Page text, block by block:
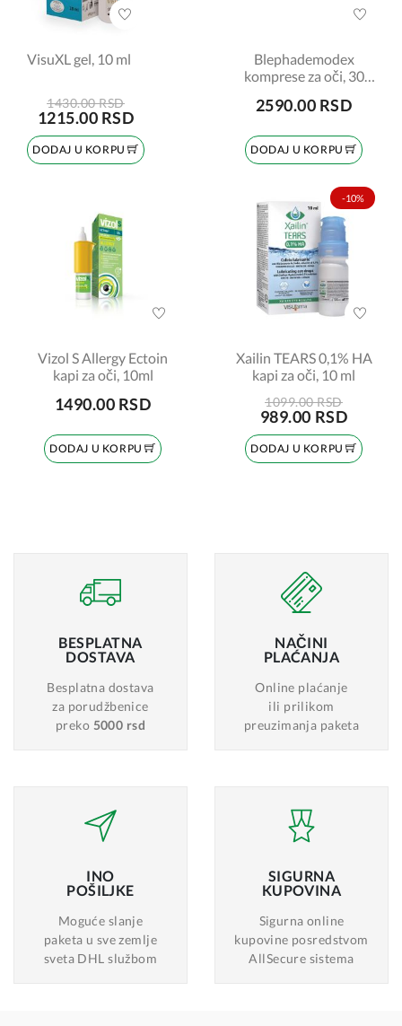
VisuXL gel, 10 ml
1430.00 RSD
1215.00 RSD
DODAJ U KORPU
Blephademodex
komprese za oči, 30
2590.00 RSD
DODAJ U KORPU
Vizol S Allergy Ectoin
kapi za oči, 10ml
1490.00 RSD
DODAJ U KORPU
-10%
Xailin TEARS 0,1% HA
kapi za oči, 10 ml
1099.00 RSD
989.00 RSD
DODAJ U KORPU
BESPLATNA
DOSTAVA
Besplatna dostava
za porudžbenice
preko 5000 rsd
NAČINI
PLAĆANJA
Online plaćanje
ili prilikom
preuzimanja paketa
INO
POŠILJKE
Moguće slanje
paketa u sve zemlje
sveta DHL službom
SIGURNA
KUPOVINA
Sigurna online
kupovine posredstvom
AllSecure sistema